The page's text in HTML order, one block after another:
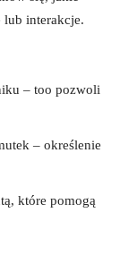
lub interakcje.
– too pozwoli
– określenie
które pomogą